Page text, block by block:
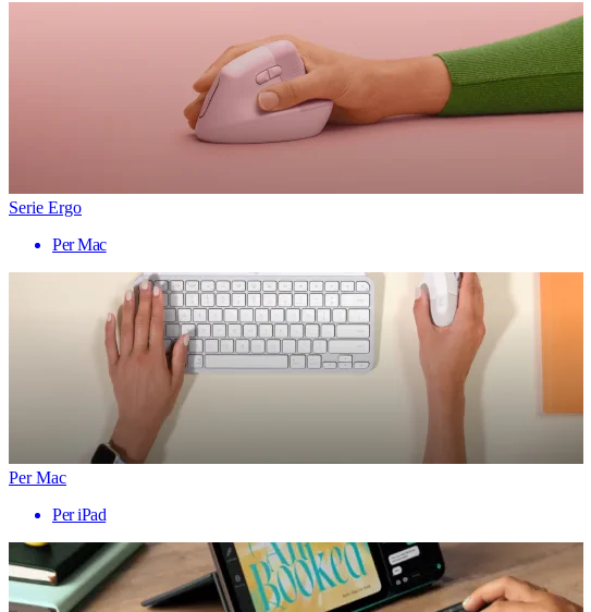
Serie Ergo
Per Mac
Per Mac
Per iPad